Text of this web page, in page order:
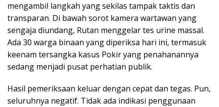
mengambil langkah yang sekilas tampak taktis dan
transparan. Di bawah sorot kamera wartawan yang
sengaja diundang, Rutan menggelar tes urine massal.
Ada 30 warga binaan yang diperiksa hari ini, termasuk
keenam tersangka kasus Pokir yang penahanannya
sedang menjadi pusat perhatian publik.
Hasil pemeriksaan keluar dengan cepat dan tegas. Pun,
seluruhnya negatif. Tidak ada indikasi penggunaan